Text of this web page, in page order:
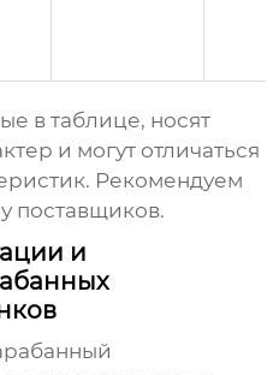
в таблице, носят
и могут отличаться
Рекомендуем
поставщиков.
и